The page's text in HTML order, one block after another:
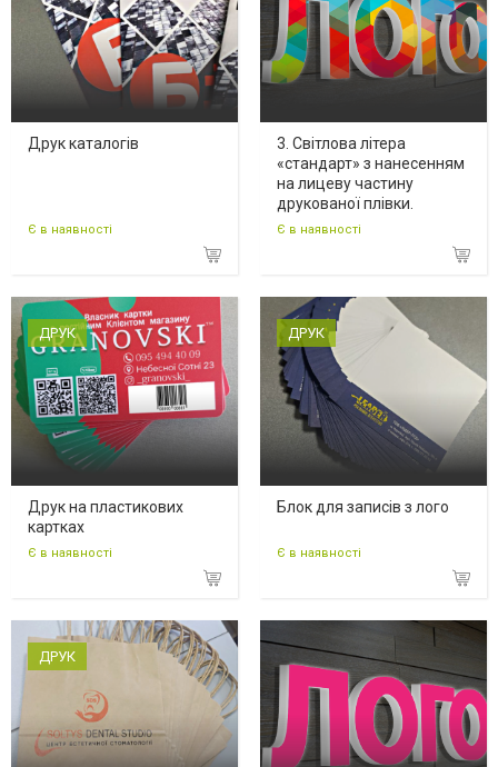
Друк каталогів
Є в наявності
3. Світлова літера
«стандарт» з нанесенням
на лицеву частину
друкованої плівки.
Є в наявності
ДРУК
Друк на пластикових
картках
Є в наявності
ДРУК
Блок для записів з лого
Є в наявності
ДРУК